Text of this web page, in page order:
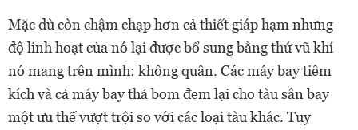
Mặc dù còn chậm chạp hơn cả thiết giáp hạm nhưng
độ linh hoạt của nó lại được bổ sung bằng thứ vũ khí
nó mang trên mình: không quân. Các máy bay tiêm
kích và cả máy bay thả bom đem lại cho tàu sân bay
một ưu thế vượt trội so với các loại tàu khác. Tuy